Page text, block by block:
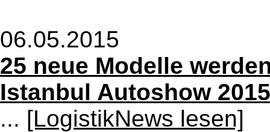
06.05.2015
25 neue Modelle
Istanbul Autoshow
... [LogistikNews lesen]